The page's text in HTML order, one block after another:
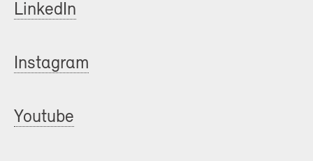
LinkedIn
Instagram
Youtube